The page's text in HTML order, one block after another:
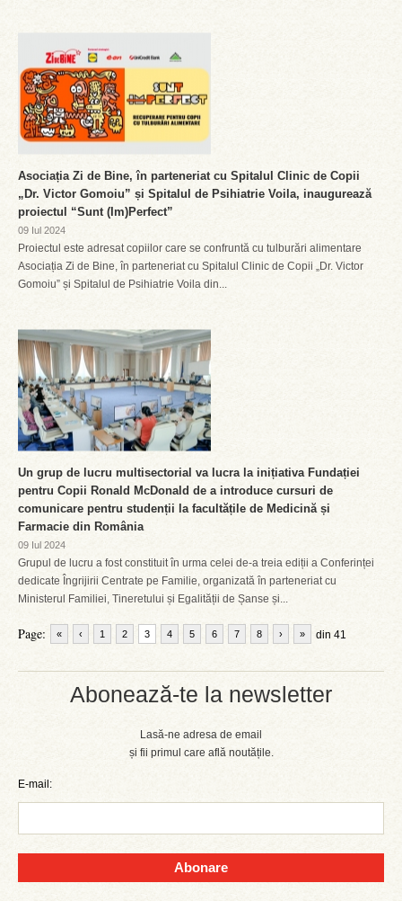
Abonează-te la newsletter
Lasă-ne adresa de email
și fii primul care află noutățile.
E-mail:
Abonare
Asociația Zi de Bine, în parteneriat cu Spitalul Clinic de Copii
„Dr. Victor Gomoiu” și Spitalul de Psihiatrie Voila, inaugurează
proiectul “Sunt (Im)Perfect”
09 Iul 2024
Proiectul este adresat copiilor care se confruntă cu tulburări alimentare
Asociația Zi de Bine, în parteneriat cu Spitalul Clinic de Copii „Dr. Victor
Gomoiu” și Spitalul de Psihiatrie Voila din...
Un grup de lucru multisectorial va lucra la inițiativa Fundației
pentru Copii Ronald McDonald de a introduce cursuri de
comunicare pentru studenții la facultățile de Medicină și
Farmacie din România
09 Iul 2024
Grupul de lucru a fost constituit în urma celei de-a treia ediții a Conferinței
dedicate Îngrijirii Centrate pe Familie, organizată în parteneriat cu
Ministerul Familiei, Tineretului și Egalității de Șanse și...
Page: « ‹ 1 2 3 4 5 6 7 8 din 41
› »